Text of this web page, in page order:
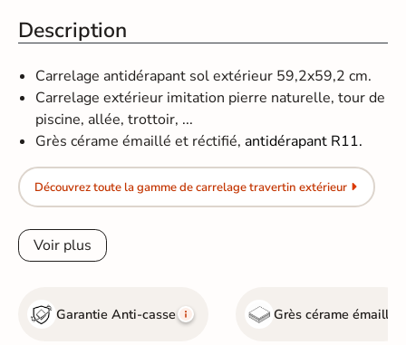
Description
Carrelage antidérapant sol extérieur 59,2x59,2 cm.
Carrelage extérieur imitation pierre naturelle, tour de
piscine, allée, trottoir, ...
Grès cérame émaillé et réctifié​​​​​​,antidérapant R11.
Découvrez toute la gamme de carrelage travertin extérieur
Voir plus
Garantie Anti-casse Grès cérame émaillé